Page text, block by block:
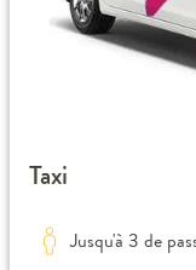
Taxi
Jusqu'à 3 de